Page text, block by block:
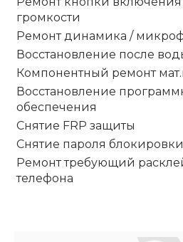
громкости
Ремонт динамика /
Восстановление после
Компонентный ремонт
Восстановление
обеспечения
Снятие FRP защиты
Снятие пароля блокировки
Ремонт требующий
телефона